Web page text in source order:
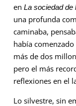
en La sociedad de
una profunda
caminaba,
había
más de dos
pero el más
reflexiones en el
Lo silvestre, sin